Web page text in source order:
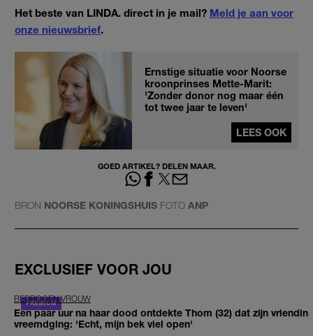
Het beste van LINDA. direct in je mail? Meld je aan voor
onze nieuwsbrief.
Ernstige situatie voor Noorse
kroonprinses Mette-Marit:
'Zonder donor nog maar één
tot twee jaar te leven'
LEES OOK
GOED ARTIKEL? DELEN MAAR.
BRON NOORSE KONINGSHUIS FOTO ANP
EXCLUSIEF VOOR JOU
BEDROGEN VROUW
Een paar uur na haar dood ontdekte Thom (32) dat zijn vriendin
vreemdging: 'Echt, mijn bek viel open'